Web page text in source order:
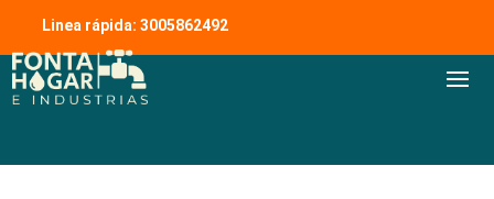
Linea rápida: 3005862492